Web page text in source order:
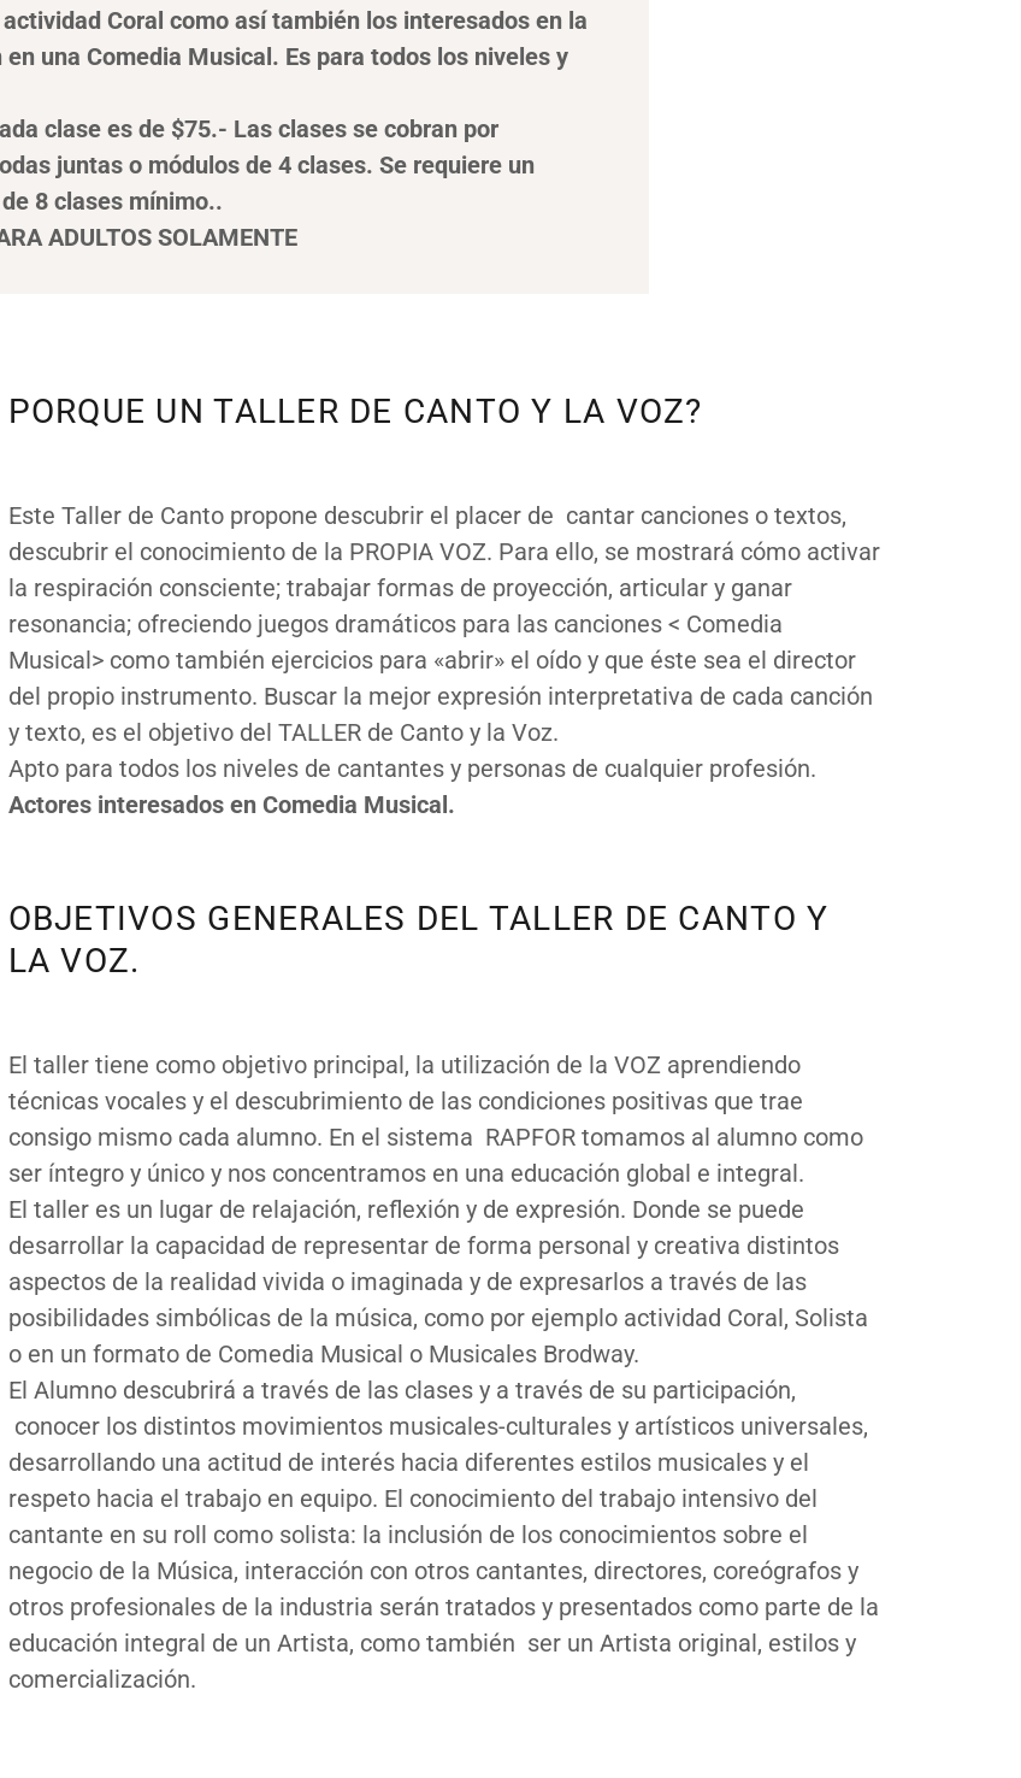
Coral como así también los interesados en la
una Comedia Musical. Es para todos los niveles y
clase es de $75.- Las clases se cobran por
juntas o módulos de 4 clases. Se requiere un
8 clases mínimo..
ADULTOS SOLAMENTE
PORQUE UN TALLER DE CANTO Y LA VOZ?
Este Taller de Canto propone descubrir el placer de cantar canciones o textos,
descubrir el conocimiento de la PROPIA VOZ. Para ello, se mostrará cómo activar
la respiración consciente; trabajar formas de proyección, articular y ganar
resonancia; ofreciendo juegos dramáticos para las canciones < Comedia
Musical> como también ejercicios para «abrir» el oído y que éste sea el director
del propio instrumento. Buscar la mejor expresión interpretativa de cada canción
y texto, es el objetivo del TALLER de Canto y la Voz.
Apto para todos los niveles de cantantes y personas de cualquier profesión.
Actores interesados en Comedia Musical.
OBJETIVOS GENERALES DEL TALLER DE CANTO Y
LA VOZ.
El taller tiene como objetivo principal, la utilización de la VOZ aprendiendo
técnicas vocales y el descubrimiento de las condiciones positivas que trae
consigo mismo cada alumno. En el sistema RAPFOR tomamos al alumno como
ser íntegro y único y nos concentramos en una educación global e integral.
El taller es un lugar de relajación, reflexión y de expresión. Donde se puede
desarrollar la capacidad de representar de forma personal y creativa distintos
aspectos de la realidad vivida o imaginada y de expresarlos a través de las
posibilidades simbólicas de la música, como por ejemplo actividad Coral, Solista
o en un formato de Comedia Musical o Musicales Brodway.
El Alumno descubrirá a través de las clases y a través de su participación,
conocer los distintos movimientos musicales-culturales y artísticos universales,
desarrollando una actitud de interés hacia diferentes estilos musicales y el
respeto hacia el trabajo en equipo. El conocimiento del trabajo intensivo del
cantante en su roll como solista: la inclusión de los conocimientos sobre el
negocio de la Música, interacción con otros cantantes, directores, coreógrafos y
otros profesionales de la industria serán tratados y presentados como parte de la
educación integral de un Artista, como también ser un Artista original, estilos y
comercialización.